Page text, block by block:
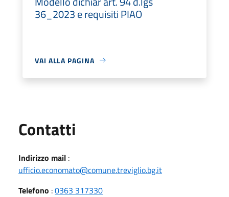
36_2023 e requisiti PIAO
VAI ALLA PAGINA
Contatti
Indirizzo mail :
ufficio.economato@comune.treviglio.bg.it
Telefono :0363 317330